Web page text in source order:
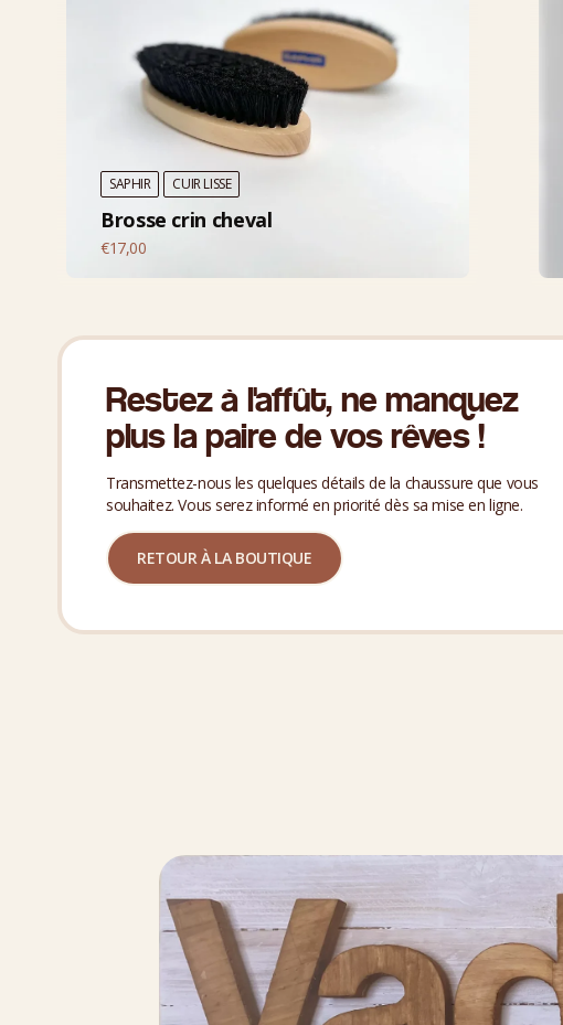
SAPHIR CUIR LISSE
Brosse crin cheval
€17,00
Restez à l'affût, ne manquez
plus la paire de vos rêves !
Transmettez-nous les quelques détails de la chaussure que vous
souhaitez. Vous serez informé en priorité dès sa mise en ligne.
RETOUR À LA BOUTIQUE